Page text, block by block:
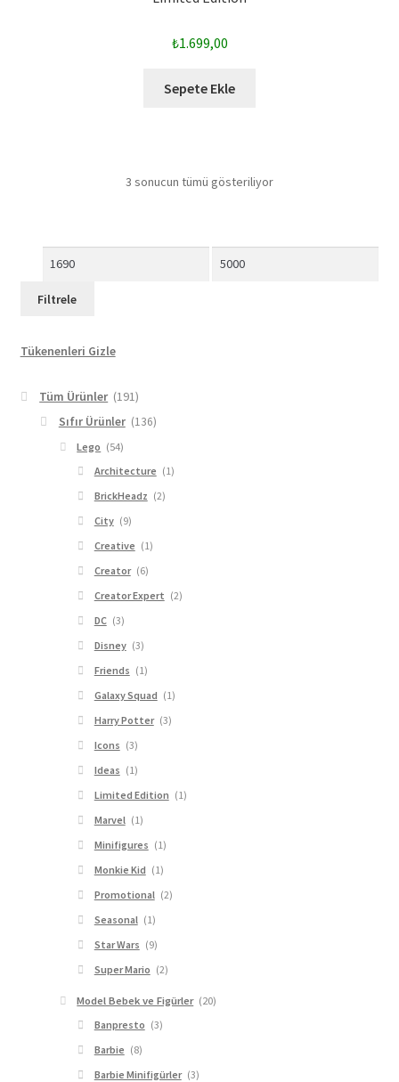
₺1.699,00
Sepete Ekle
3 sonucun tümü gösteriliyor
En
En
Filtrele
Tükenenleri Gizle
Tüm Ürünler (191)
Sıfır Ürünler (136)
Lego (54)
Architecture (1)
BrickHeadz (2)
City (9)
Creative (1)
Creator (6)
Creator Expert (2)
DC (3)
Disney (3)
Friends (1)
Galaxy Squad (1)
Harry Potter (3)
Icons (3)
Ideas (1)
Limited Edition (1)
Marvel (1)
Minifigures (1)
Monkie Kid (1)
Promotional (2)
Seasonal (1)
Star Wars (9)
Super Mario (2)
Model Bebek ve Figürler (20)
Banpresto (3)
Barbie (8)
Barbie Minifigürler (3)